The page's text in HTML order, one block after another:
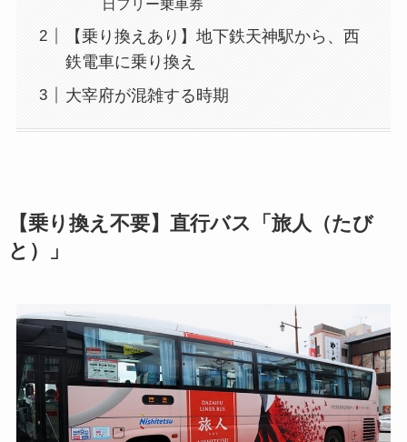
日フリー乗車券
【乗り換えあり】地下鉄天神駅から、西
鉄電車に乗り換え
大宰府が混雑する時期
【乗り換え不要】直行バス「旅人（たび
と）」